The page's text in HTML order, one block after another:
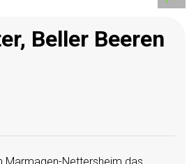
Beller Beeren